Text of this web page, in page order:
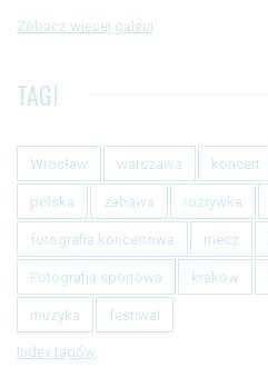
Zobacz więcej galerii
TAGI
Wrocław warszawa koncert
polska zabawa rozrywka
fotografia koncertowa mecz
Fotografia sportowa krakow
muzyka festiwal
Index tagów